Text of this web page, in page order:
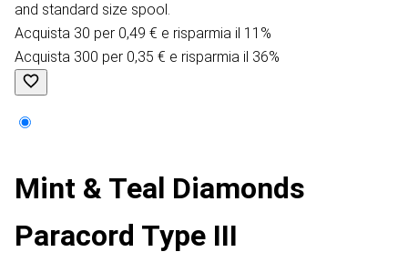
and standard size spool.
Acquista 30 per 0,49 € e risparmia il 11%
Acquista 300 per 0,35 € e risparmia il 36%
Mint & Teal Diamonds
Paracord Type III